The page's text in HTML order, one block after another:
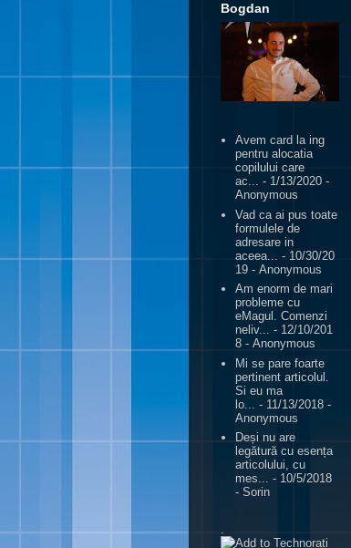
Bogdan
Avem card la ing
pentru alocatia
copilului care
ac... - 1/13/2020 -
Anonymous
Vad ca ai pus toate
formulele de
adresare in
aceea...
- 10/30/20
19 - Anonymous
Am enorm de mari
probleme cu
eMagul. Comenzi
neliv... - 12/10/201
8 - Anonymous
Mi se pare foarte
pertinent articolul.
Si eu ma
lo...
- 11/13/2018 -
Anonymous
Deși nu are
legătură cu esența
articolului, cu
mes... - 10/5/2018
- Sorin